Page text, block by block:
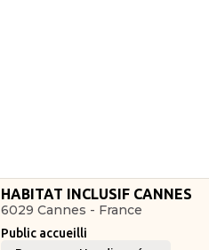
HABITAT INCLUSIF CANNES
6029 Cannes - France
Public accueilli